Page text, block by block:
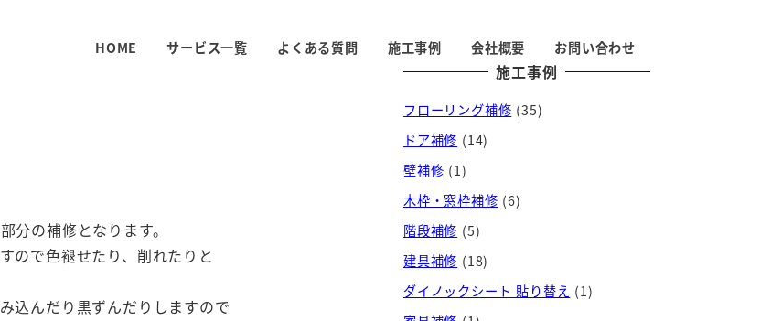
HOME サービス一覧 よくある質問 施工事例 会社概要 お問い合わせ
分の補修となります。
ので色褪せたり、削れたりと
込んだり黒ずんだりしますので
施工事例
フローリング補修 (35)
ドア補修 (14)
壁補修 (1)
木枠・窓枠補修 (6)
階段補修 (5)
建具補修 (18)
ダイノックシート 貼り替え (1)